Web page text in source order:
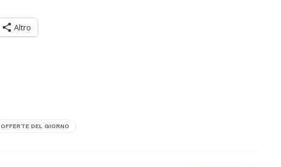
Altro
OFFERTE DEL GIORNO